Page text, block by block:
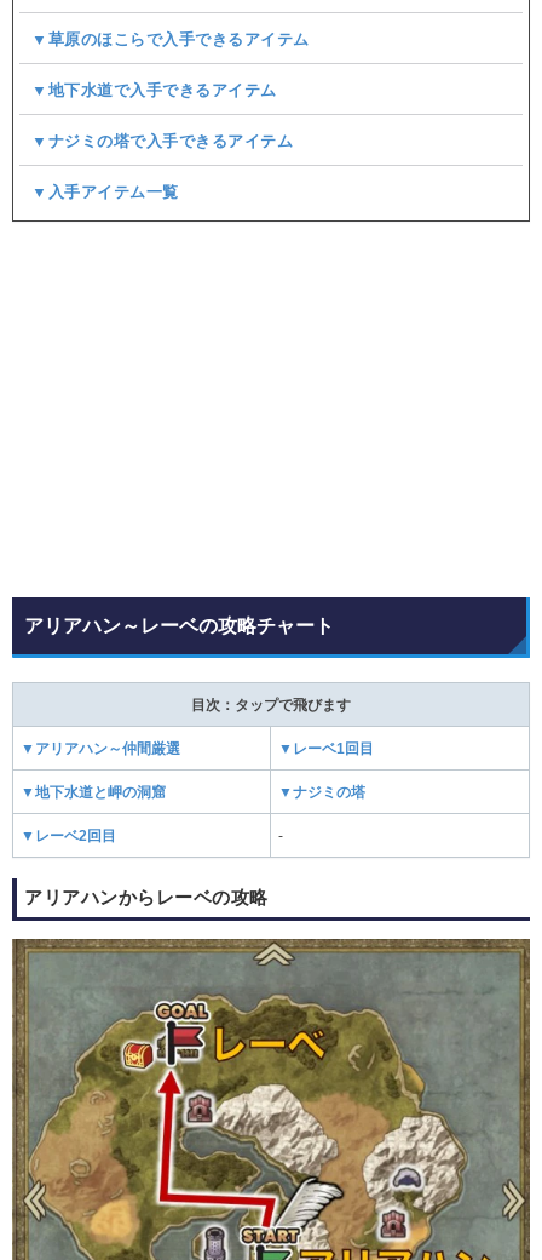
▼草原のほこらで入手できるアイテム
▼地下水道で入手できるアイテム
▼ナジミの塔で入手できるアイテム
▼入手アイテム一覧
アリアハン～レーベの攻略チャート
目次：タップで飛びます
▼アリアハン～仲間厳選 ▼レーベ1回目
▼地下水道と岬の洞窟 ▼ナジミの塔
▼レーベ2回目 -
アリアハンからレーベの攻略